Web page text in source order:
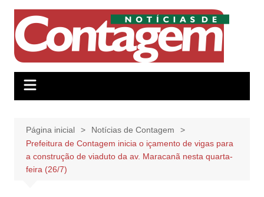
conteúdo
Página inicial
Notícias de Contagem
Prefeitura de Contagem inicia o içamento de vigas para
a construção de viaduto da av. Maracanã nesta quarta-
feira (26/7)